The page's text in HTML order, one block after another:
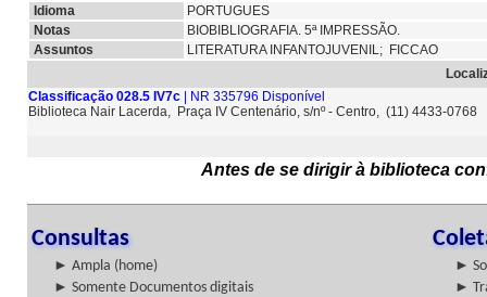
Idioma
PORTUGUES
Notas
BIOBIBLIOGRAFIA. 5ª IMPRESSÃO.
Assuntos
LITERATURA INFANTOJUVENIL; FICCAO
Classificação 028.5 IV7c | NR 335796 Disponível
Biblioteca Nair Lacerda, Praça IV Centenário, s/nº - Centro, (11) 4433-0768
Antes de se dirigir à biblioteca
Consultas
► Ampla (home)
►
► Somente Documentos digitais
►